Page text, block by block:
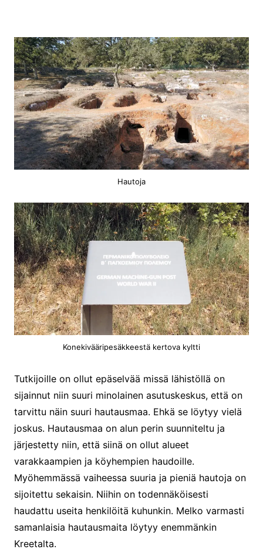
Hautoja
Konekivääripesäkkeestä kertova kyltti
Tutkijoille on ollut epäselvää missä lähistöllä on
sijainnut niin suuri minolainen asutuskeskus, että on
tarvittu näin suuri hautausmaa. Ehkä se löytyy vielä
joskus. Hautausmaa on alun perin suunniteltu ja
järjestetty niin, että siinä on ollut alueet
varakkaampien ja köyhempien haudoille.
Myöhemmässä vaiheessa suuria ja pieniä hautoja on
sijoitettu sekaisin. Niihin on todennäköisesti
haudattu useita henkilöitä kuhunkin. Melko varmasti
samanlaisia hautausmaita löytyy enemmänkin
Kreetalta.